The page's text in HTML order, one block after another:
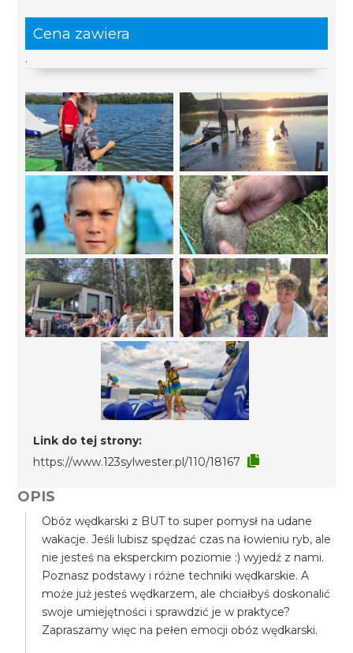
Cena zawiera
.
Link do tej strony:
https://www.123sylwester.pl/110/18167
OPIS
Obóz wędkarski z BUT to super pomysł na udane
wakacje. Jeśli lubisz spędzać czas na łowieniu ryb, ale
nie jesteś na eksperckim poziomie :) wyjedź z nami.
Poznasz podstawy i różne techniki wędkarskie. A
może już jesteś wędkarzem, ale chciałbyś doskonalić
swoje umiejętności i sprawdzić je w praktyce?
Zapraszamy więc na pełen emocji obóz wędkarski.